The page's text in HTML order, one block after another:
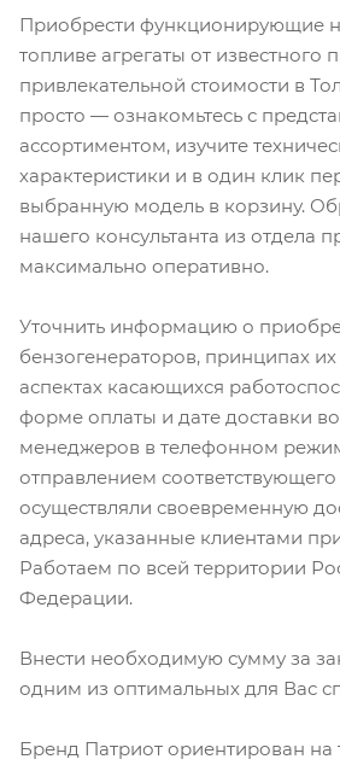
Приобрести функционирующие
топливе агрегаты от известного
привлекательной стоимости в
просто — ознакомьтесь с
ассортиментом, изучите
характеристики и в один клик
выбранную модель в корзину.
нашего консультанта из отдела
максимально оперативно.
Уточнить информацию о
бензогенераторов, принципах
аспектах касающихся
форме оплаты и дате доставки
менеджеров в телефонном
отправлением
осуществляли своевременную
адреса, указанные клиентами
Работаем по всей территории
Федерации.
Внести необходимую сумму за
одним из оптимальных для Вас
Бренд Патриот ориентирован на